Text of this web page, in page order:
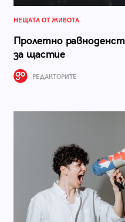
НЕЩАТА ОТ ЖИВОТА
Пролетно
за щастие
РЕДАКТОРИТЕ